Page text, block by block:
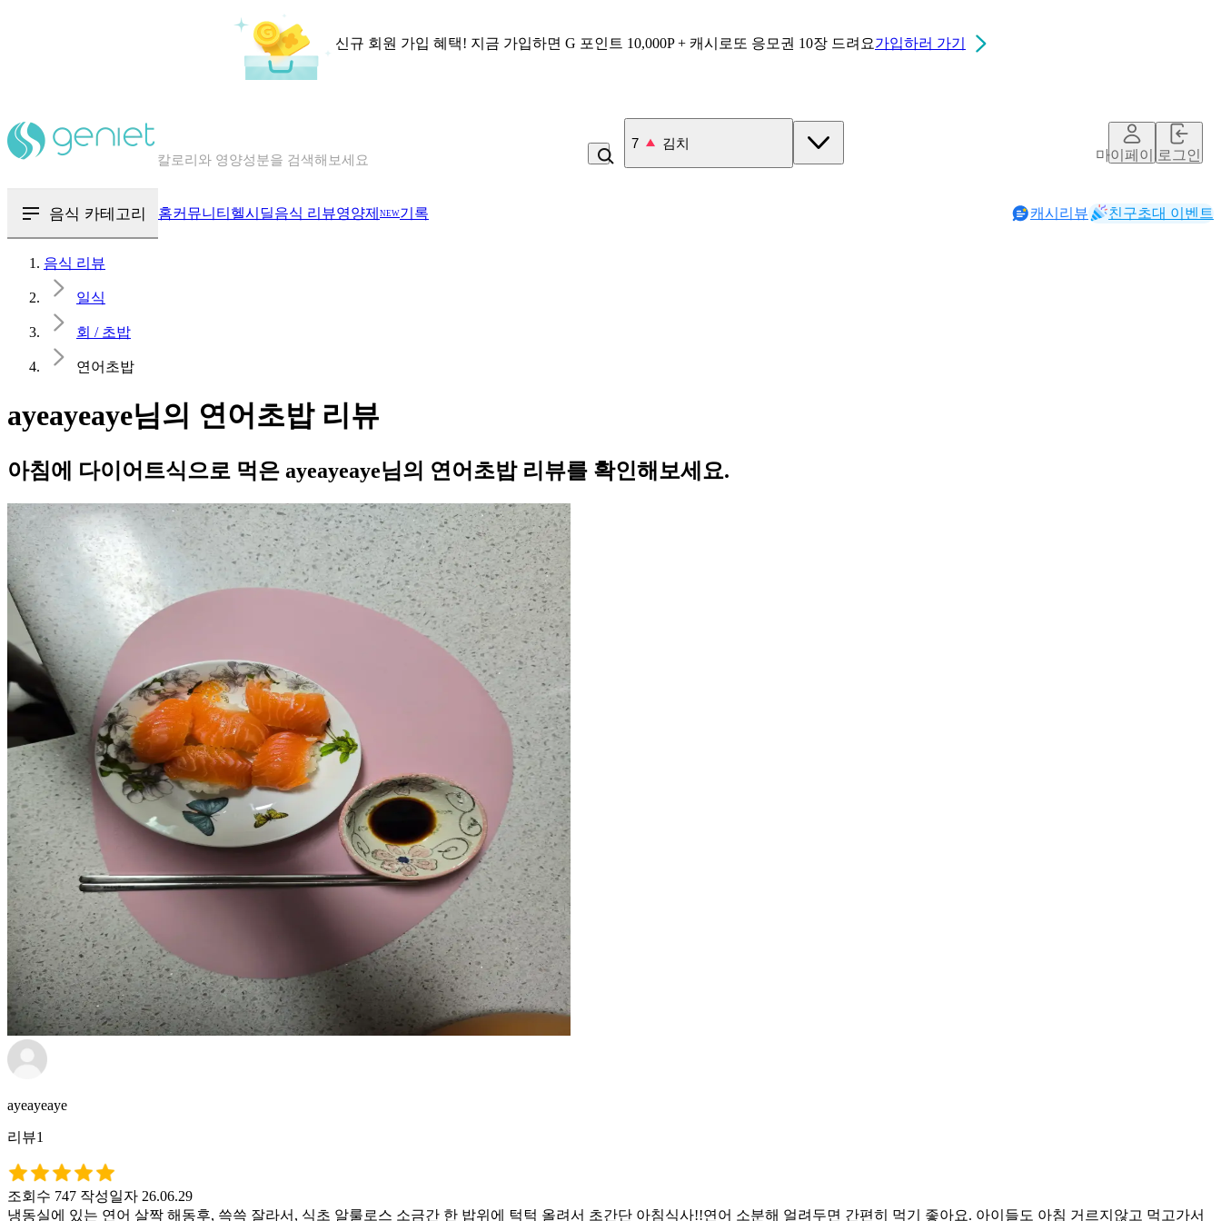
신규 회원 가입 혜택! 지금 가입하면 G 포인트 10,000P + 캐시로또 응모권 10장 드려요가입하러 가기
혈당 · 다이어트 음식 검색해보세요
7 김치
마이페이지로그인
음식 카테고리 홈커뮤니티 헬시딜음식 리뷰영양제 NEW기록 캐시리뷰 친구초대 이벤트
음식 리뷰
일식
회 / 초밥
연어초밥
ayeayeaye님의 연어초밥 리뷰
아침에 다이어트식으로 먹은 ayeayeaye님의 연어초밥 리뷰를 확인해보세요.
ayeayeaye
리뷰1
조회수 747 작성일자 26.06.29
냉동실에 있는 연어 살짝 해동후, 쓱쓱 잘라서, 식초 알룰로스 소금간 한 밥위에 턱턱 올려서 초간단 아침식사!!연어 소분해 얼려두면 간편히 먹기 좋아요. 아이들도 아침 거르지않고 먹고가서